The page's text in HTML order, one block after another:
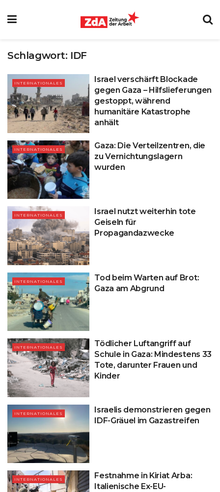
Schlagwort: IDF
INTERNATIONALES
Israel verschärft Blockade
gegen Gaza – Hilfslieferungen
gestoppt, während
humanitäre Katastrophe
anhält
INTERNATIONALES
Gaza: Die Verteilzentren, die
zu Vernichtungslagern
wurden
INTERNATIONALES
Israel nutzt weiterhin tote
Geiseln für
Propagandazwecke
INTERNATIONALES
Tod beim Warten auf Brot:
Gaza am Abgrund
INTERNATIONALES
Tödlicher Luftangriff auf
Schule in Gaza: Mindestens 33
Tote, darunter Frauen und
Kinder
INTERNATIONALES
Israelis demonstrieren gegen
IDF-Gräuel im Gazastreifen
INTERNATIONALES
Festnahme in Kiriat Arba:
Italienische Ex-EU-